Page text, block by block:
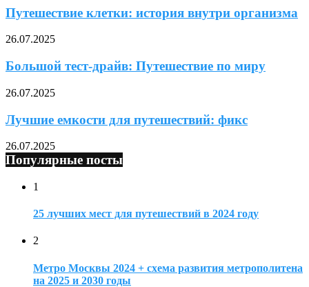
Путешествие клетки: история внутри организма
26.07.2025
Большой тест-драйв: Путешествие по миру
26.07.2025
Лучшие емкости для путешествий: фикс
26.07.2025
Популярные посты
1
25 лучших мест для путешествий в 2024 году
2
Метро Москвы 2024 + схема развития метрополитена
на 2025 и 2030 годы